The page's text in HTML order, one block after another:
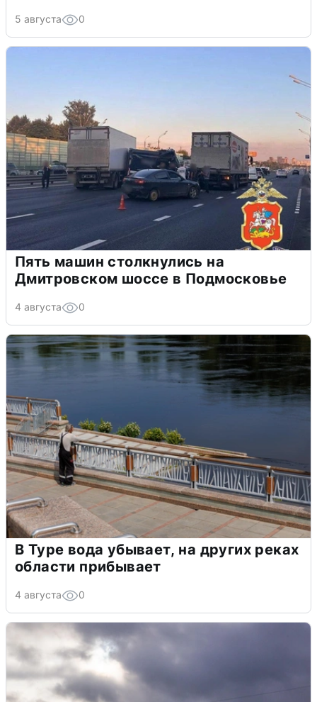
5 августа 0
Пять машин столкнулись на
Дмитровском шоссе в Подмосковье
4 августа 0
В Туре вода убывает, на других реках
области прибывает
4 августа 0